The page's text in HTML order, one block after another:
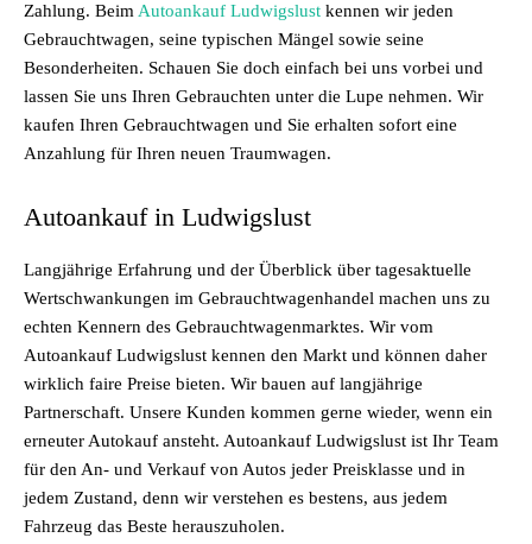
Zahlung. Beim Autoankauf Ludwigslust kennen wir jeden
Gebrauchtwagen, seine typischen Mängel sowie seine
Besonderheiten. Schauen Sie doch einfach bei uns vorbei und
lassen Sie uns Ihren Gebrauchten unter die Lupe nehmen. Wir
kaufen Ihren Gebrauchtwagen und Sie erhalten sofort eine
Anzahlung für Ihren neuen Traumwagen.
Autoankauf in Ludwigslust
Langjährige Erfahrung und der Überblick über tagesaktuelle
Wertschwankungen im Gebrauchtwagenhandel machen uns zu
echten Kennern des Gebrauchtwagenmarktes. Wir vom
Autoankauf Ludwigslust kennen den Markt und können daher
wirklich faire Preise bieten. Wir bauen auf langjährige
Partnerschaft. Unsere Kunden kommen gerne wieder, wenn ein
erneuter Autokauf ansteht. Autoankauf Ludwigslust ist Ihr Team
für den An- und Verkauf von Autos jeder Preisklasse und in
jedem Zustand, denn wir verstehen es bestens, aus jedem
Fahrzeug das Beste herauszuholen.